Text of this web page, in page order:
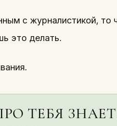
с журналистикой,
это делать.
ТЕБЯ